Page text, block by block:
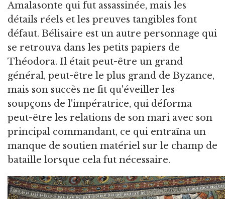
Amalasonte qui fut assassinée, mais les
détails réels et les preuves tangibles font
défaut. Bélisaire est un autre personnage qui
se retrouva dans les petits papiers de
Théodora. Il était peut-être un grand
général, peut-être le plus grand de Byzance,
mais son succès ne fit qu'éveiller les
soupçons de l'impératrice, qui déforma
peut-être les relations de son mari avec son
principal commandant, ce qui entraîna un
manque de soutien matériel sur le champ de
bataille lorsque cela fut nécessaire.